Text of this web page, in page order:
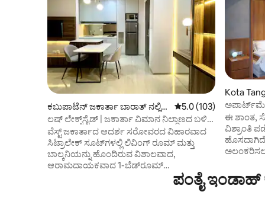
ಕಬುಪಾಟೆನ್ ಜಕಾರ್ತಾ ಬಾರಾತ್ ನಲ್ಲಿ
ಕಾಂಡೋ
5 ರಲ್ಲಿ 5.0 ಸರಾಸರಿ
5.0 (103)
ಲಷ್ ಲೇಕ್ಸ್‌ಸೈಡ್ | ಜಕಾರ್ತಾ ವಿಮಾನ ನಿಲ್ದಾಣದ ಬಳಿ
ವಿಶಾಲವಾದ 1BR
ವೆಸ್ಟ್ ಜಕಾರ್ತಾದ ಆದರ್ಶ ಸರೋವರದ ವಿಹಾರವಾದ
ಸಿಟ್ರಾಲೇಕ್ ಸೂಟ್‌ಗಳಲ್ಲಿ ಲಿವಿಂಗ್ ರೂಮ್ ಮತ್ತು
ಬಾಲ್ಕನಿಯನ್ನು ಹೊಂದಿರುವ ವಿಶಾಲವಾದ,
ಆರಾಮದಾಯಕವಾದ 1-ಬೆಡ್‌ರೂಮ್
ಇಂಡಾ ಮತ್ತು ಸನ್‌ಸೆಟ್ ಅವೆನ್ಯೂದಿಂದ ಕೆಲವೇ
Kota
ಈ ಶಾಂತ,
ವಿಶ್ರಾಂತಿ ಪಡೆಯಿರಿ. ನಮ್ಮ
ಹೊಸದಾಗಿದೆ
ಪಂತೈ